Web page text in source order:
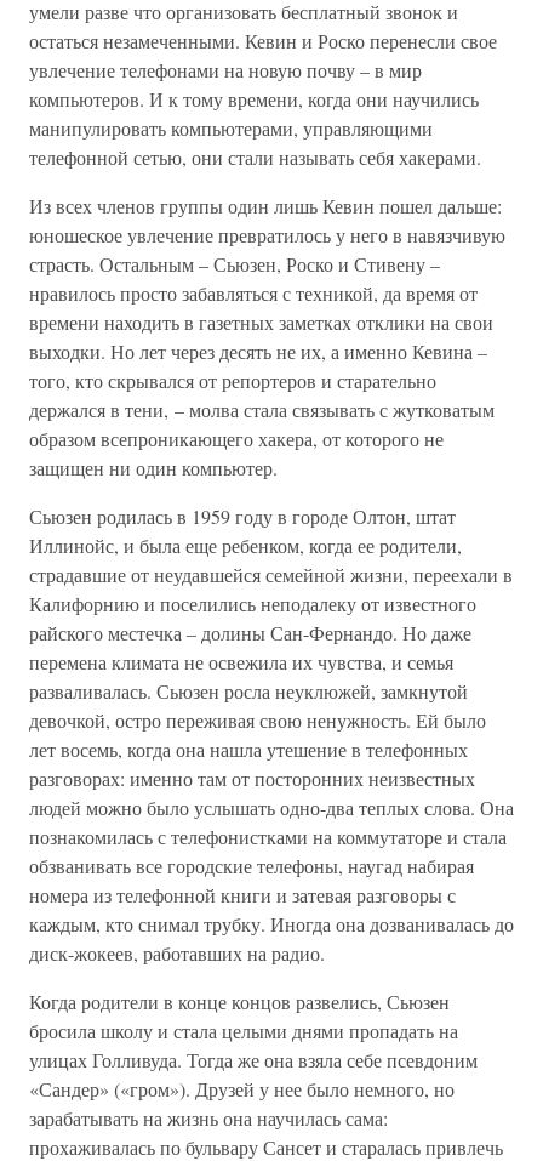
умели разве что организовать бесплатный звонок и
остаться незамеченными. Кевин и Роско перенесли свое
увлечение телефонами на новую почву – в мир
компьютеров. И к тому времени, когда они научились
манипулировать компьютерами, управляющими
телефонной сетью, они стали называть себя хакерами.
Из всех членов группы один лишь Кевин пошел дальше:
юношеское увлечение превратилось у него в навязчивую
страсть. Остальным – Сьюзен, Роско и Стивену –
нравилось просто забавляться с техникой, да время от
времени находить в газетных заметках отклики на свои
выходки. Но лет через десять не их, а именно Кевина –
того, кто скрывался от репортеров и старательно
держался в тени, – молва стала связывать с жутковатым
образом всепроникающего хакера, от которого не
защищен ни один компьютер.
Сьюзен родилась в 1959 году в городе Олтон, штат
Иллинойс, и была еще ребенком, когда ее родители,
страдавшие от неудавшейся семейной жизни, переехали в
Калифорнию и поселились неподалеку от известного
райского местечка – долины Сан-Фернандо. Но даже
перемена климата не освежила их чувства, и семья
разваливалась. Сьюзен росла неуклюжей, замкнутой
девочкой, остро переживая свою ненужность. Ей было
лет восемь, когда она нашла утешение в телефонных
разговорах: именно там от посторонних неизвестных
людей можно было услышать одно-два теплых слова. Она
познакомилась с телефонистками на коммутаторе и стала
обзванивать все городские телефоны, наугад набирая
номера из телефонной книги и затевая разговоры с
каждым, кто снимал трубку. Иногда она дозванивалась до
диск-жокеев, работавших на радио.
Когда родители в конце концов развелись, Сьюзен
бросила школу и стала целыми днями пропадать на
улицах Голливуда. Тогда же она взяла себе псевдоним
«Сандер» («гром»). Друзей у нее было немного, но
зарабатывать на жизнь она научилась сама:
прохаживалась по бульвару Сансет и старалась привлечь